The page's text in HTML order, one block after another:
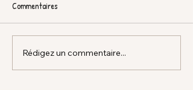
Commentaires
Rédigez un commentaire...